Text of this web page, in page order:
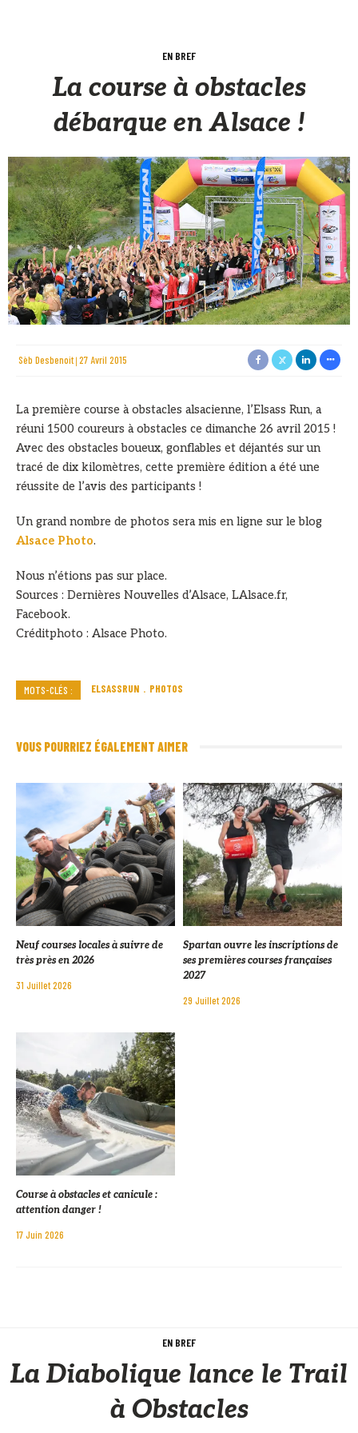
EN BREF
La course à obstacles
débarque en Alsace !
Sèb Desbenoit 27 Avril 2015
La première course à obstacles alsacienne, l’Elsass Run, a
réuni 1500 coureurs à obstacles ce dimanche 26 avril 2015 !
Avec des obstacles boueux, gonflables et déjantés sur un
tracé de dix kilomètres, cette première édition a été une
réussite de l’avis des participants !
Un grand nombre de photos sera mis en ligne sur le blog
Alsace Photo.
Nous n’étions pas sur place.
Sources : Dernières Nouvelles d’Alsace, LAlsace.fr,
Facebook.
Créditphoto : Alsace Photo.
MOTS-CLÉS : ELSASSRUN PHOTOS
VOUS POURRIEZ ÉGALEMENT AIMER
Neuf courses locales à suivre de
très près en 2026
31 Juillet 2026
Spartan ouvre les inscriptions de
ses premières courses françaises
2027
29 Juillet 2026
Course à obstacles et canicule :
attention danger !
17 Juin 2026
EN BREF
La Diabolique lance le Trail
à Obstacles